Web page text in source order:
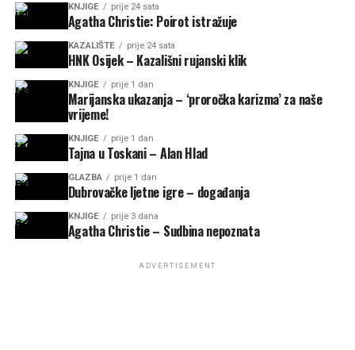
KNJIGE prije 24 sata
Agatha Christie: Poirot istražuje
KAZALIŠTE prije 24 sata
HNK Osijek – Kazališni rujanski klik
KNJIGE prije 1 dan
Marijanska ukazanja – ‘proročka karizma’ za naše
vrijeme!
KNJIGE prije 1 dan
Tajna u Toskani – Alan Hlad
GLAZBA prije 1 dan
Dubrovačke ljetne igre – događanja
KNJIGE prije 3 dana
Agatha Christie – Sudbina nepoznata
ADVERTISEMENT